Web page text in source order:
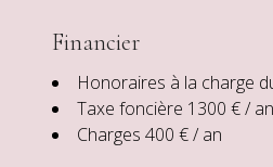
Financier
Honoraires à la charge
Taxe foncière 1300 € / an
Charges 400 € / an